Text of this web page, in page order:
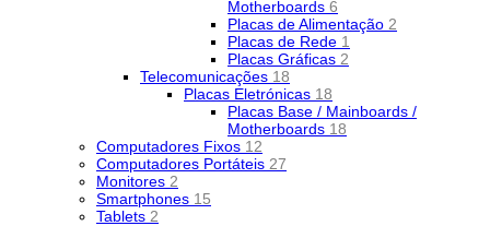
Motherboards 6
Placas de Alimentação 2
Placas de Rede 1
Placas Gráficas 2
Telecomunicações 18
Placas Eletrónicas 18
Placas Base / Mainboards /
Motherboards 18
Computadores Fixos 12
Computadores Portáteis 27
Monitores 2
Smartphones 15
Tablets 2